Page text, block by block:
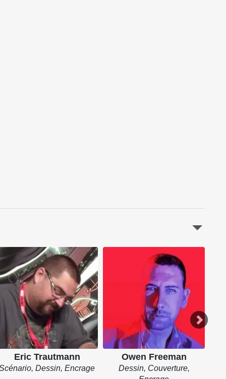
Eric Trautmann
Dessin, Encrage
Owen Freeman
Dessin, Couverture,